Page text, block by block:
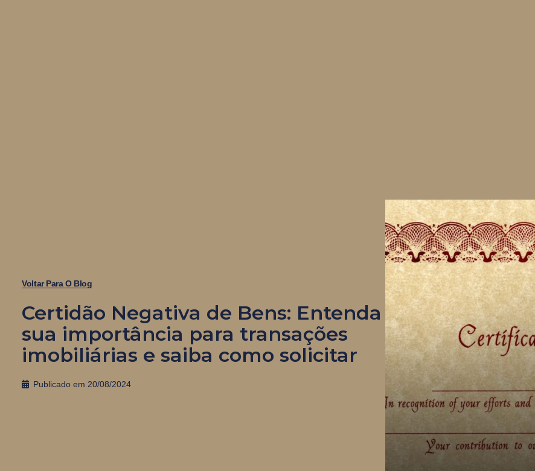
Voltar Para O Blog
Certidão Negativa de Bens: Entenda
sua importância para transações
imobiliárias e saiba como solicitar
Publicado em 20/08/2024